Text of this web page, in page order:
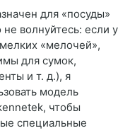
для «посуды»
волнуйтесь: если у
«мелочей»,
для сумок,
и т. д.), я
модель
чтобы
специальные